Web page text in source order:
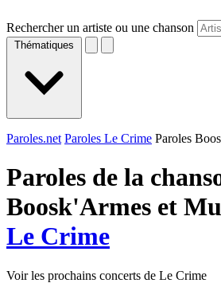
Rechercher un artiste ou une chanson
Thématiques
Paroles.net Paroles Le Crime Paroles
Paroles de la
Boosk'Armes et
Le Crime
Voir les prochains concerts de Le Crime